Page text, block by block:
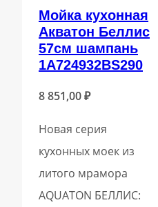
Мойка кухонная
Акватон Беллис
57см шампань
1A724932BS290
8 851,00₽
Новая серия
кухонных моек из
литого мрамора
AQUATON БЕЛЛИС: